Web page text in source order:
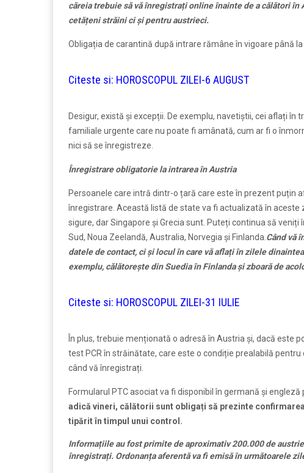
căreia trebuie să vă înregistrați online înainte de a călători
cetățeni străini ci și pentru austrieci.
Obligația de carantină după intrare rămâne în vigoare până
Citeste si: HOROSCOPUL ZILEI-6 AUGUST
Desigur, există și excepții. De exemplu, navetiștii, cei aflați
familiale urgente care nu poate fi amânată, cum ar fi o
nici să se înregistreze.
Înregistrare obligatorie la intrarea în Austria
Persoanele care intră dintr-o țară care este în prezent puțin
înregistrare. Această listă de state va fi actualizată în aceste
sigure, dar Singapore și Grecia sunt. Puteți continua să
Sud, Noua Zeelandă, Australia, Norvegia și Finlanda. Când vă
datele de contact, ci și locul în care vă aflați în zilele
exemplu, călătorește din Suedia în Finlanda și zboară de
Citeste si: HOROSCOPUL ZILEI-31 IULIE
În plus, trebuie menționată o adresă în Austria și, dacă este
test PCR în străinătate, care este o condiție prealabilă
când vă înregistrați.
Formularul PTC asociat va fi disponibil în germană și engleză
adică vineri, călătorii sunt obligați să prezinte
tipărit în timpul unui control.
Informațiile au fost primite de aproximativ 200.000 de
înregistrați. Ordonanța aferentă va fi emisă în următoarele